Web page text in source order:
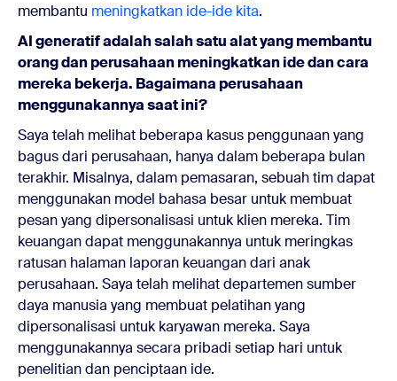
membantu meningkatkan ide-ide kita.
AI generatif adalah salah satu alat yang membantu
orang dan perusahaan meningkatkan ide dan cara
mereka bekerja. Bagaimana perusahaan
menggunakannya saat ini?
Saya telah melihat beberapa kasus penggunaan yang
bagus dari perusahaan, hanya dalam beberapa bulan
terakhir. Misalnya, dalam pemasaran, sebuah tim dapat
menggunakan model bahasa besar untuk membuat
pesan yang dipersonalisasi untuk klien mereka. Tim
keuangan dapat menggunakannya untuk meringkas
ratusan halaman laporan keuangan dari anak
perusahaan. Saya telah melihat departemen sumber
daya manusia yang membuat pelatihan yang
dipersonalisasi untuk karyawan mereka. Saya
menggunakannya secara pribadi setiap hari untuk
penelitian dan penciptaan ide.